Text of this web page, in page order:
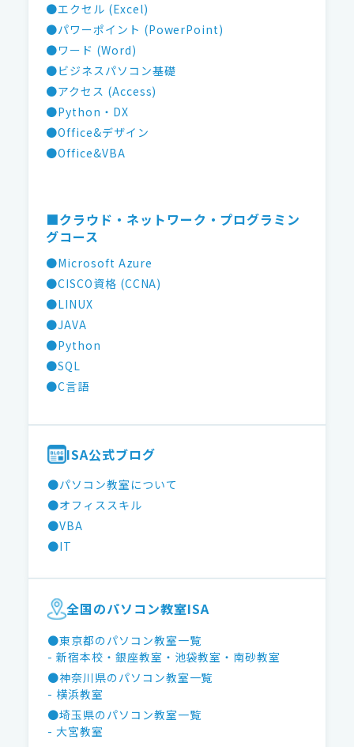
●エクセル (Excel)
●パワーポイント (PowerPoint)
●ワード (Word)
●ビジネスパソコン基礎
●アクセス (Access)
●Python・DX
●Office&デザイン
●Office&VBA
■クラウド・ネットワーク・プログラミン
グコース
●Microsoft Azure
●CISCO資格 (CCNA)
●LINUX
●JAVA
●Python
●SQL
●C言語
ISA公式ブログ
●パソコン教室について
●オフィススキル
●VBA
●IT
全国のパソコン教室ISA
●東京都のパソコン教室一覧
- 新宿本校 ・銀座教室 ・池袋教室 ・南砂教室
●神奈川県のパソコン教室一覧
- 横浜教室
●埼玉県のパソコン教室一覧
- 大宮教室